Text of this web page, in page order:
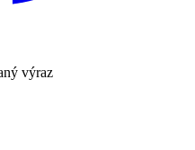
výraz